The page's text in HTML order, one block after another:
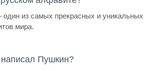
один из самых прекрасных и уникальных
мира.
написал Пушкин?